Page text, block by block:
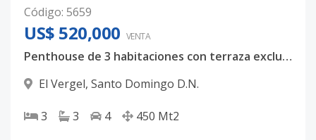
Código: 5659
US$ 520,000 VENTA
Penthouse de 3 habitaciones con terraza exclusiva en el Vergel
El Vergel, Santo Domingo D.N.
3 3 4 450 Mt2